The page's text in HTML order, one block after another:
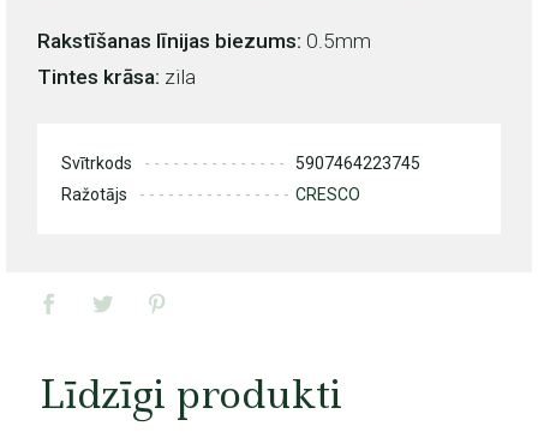
Rakstīšanas līnijas biezums: 0.5mm
Tintes krāsa: zila
Svītrkods
5907464223745
Ražotājs
CRESCO
Līdzīgi produkti